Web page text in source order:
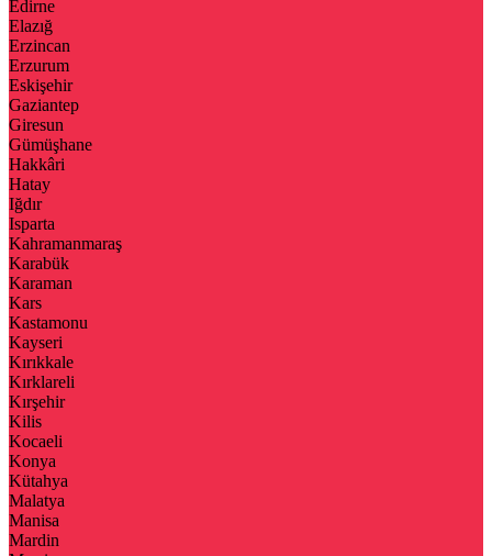
Edirne
Elazığ
Erzincan
Erzurum
Eskişehir
Gaziantep
Giresun
Gümüşhane
Hakkâri
Hatay
Iğdır
Isparta
Kahramanmaraş
Karabük
Karaman
Kars
Kastamonu
Kayseri
Kırıkkale
Kırklareli
Kırşehir
Kilis
Kocaeli
Konya
Kütahya
Malatya
Manisa
Mardin